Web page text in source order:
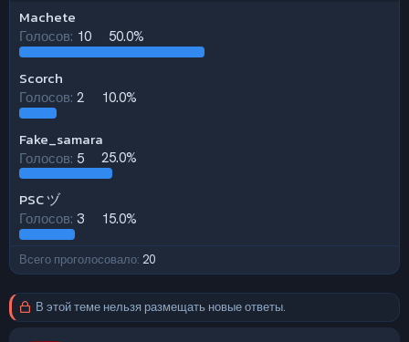
Machete
Голосов: 10 50.0%
Scorch
Голосов: 2 10.0%
Fake_samara
Голосов: 5 25.0%
PSC ヅ
Голосов: 3 15.0%
Всего проголосовало 20
В этой теме нельзя размещать новые ответы.